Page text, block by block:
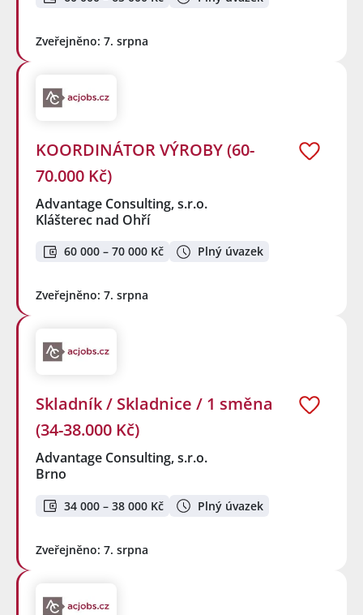
Zveřejněno: 7. srpna
KOORDINÁTOR VÝROBY (60-
70.000 Kč)
Advantage Consulting, s.r.o.
Klášterec nad Ohří
60 000 – 70 000 Kč Plný úvazek
Zveřejněno: 7. srpna
Skladník / Skladnice / 1 směna
(34-38.000 Kč)
Advantage Consulting, s.r.o.
Brno
34 000 – 38 000 Kč Plný úvazek
Zveřejněno: 7. srpna